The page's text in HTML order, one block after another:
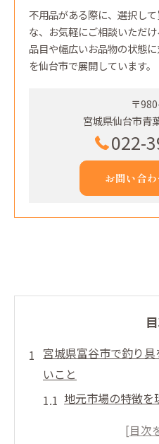
不用品がある際に、選択し
な、お気軽にご相談いただ
品目や幅広いお品物の状態
を仙台市で展開しています。
〒
宮城県仙台市青
022-
お問い合
宮城県富谷市で釣り
いこと
地元市場の特徴を
人気の釣り具ブラ